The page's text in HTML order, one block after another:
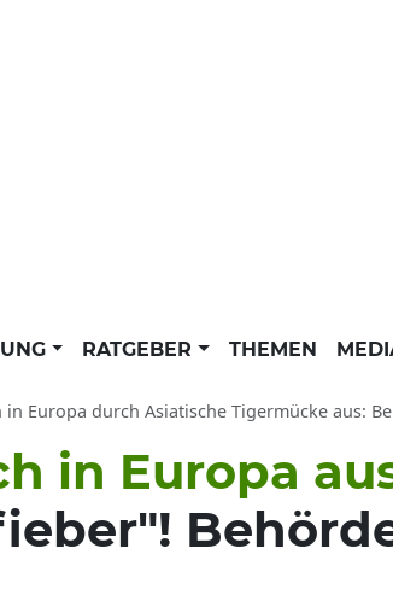
RATGEBER THEMEN
durch Asiatische Tigermücke aus: Behörden
in Europa